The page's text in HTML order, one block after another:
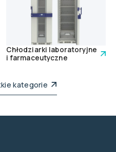
Chłodziarki laboratoryjne
i farmaceutyczne
kategorie